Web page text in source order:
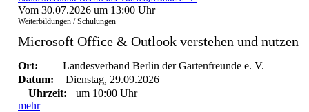
Vom 30.07.2026 um 13:00 Uhr
Weiterbildungen / Schulungen
Microsoft Office & Outlook verstehen und nutzen
Ort:
Landesverband Berlin der Gartenfreunde e. V.
Datum:
Dienstag, 29.09.2026
Uhrzeit:
um 10:00 Uhr
mehr